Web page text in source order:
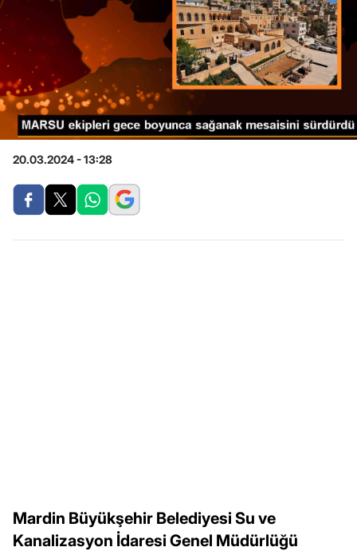
20.03.2024 - 13:28
Mardin Büyükşehir Belediyesi Su ve
Kanalizasyon İdaresi Genel Müdürlüğü